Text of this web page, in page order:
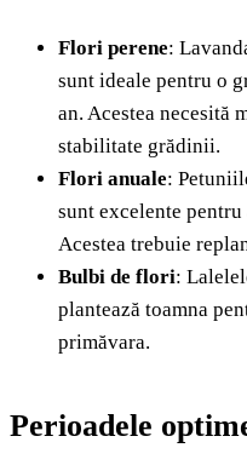
Flori perene:
sunt ideale pentru o
an. Acestea necesită
stabilitate grădinii.
Flori anuale:
sunt excelente pentru
Acestea trebuie
Bulbi de flori:
plantează toamna
primăvara.
Perioadele